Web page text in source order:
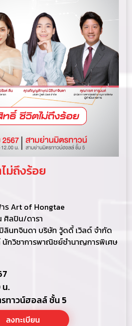
ม่ถึงร้อย
ร Art of Hongtae
ลปิน/ดารา
ทจินดา บริษัท วู้ดดี้ เวิลด์ จํากัด
กวิชาการพาณิชย์ชํานาญการพิเศษ
น.
ทาวน์ฮอลล์ ชั้น 5
ลงทะเบียน